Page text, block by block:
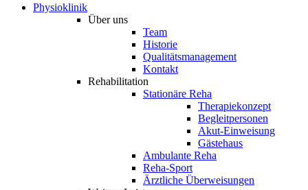
Physioklinik
Über uns
Team
Historie
Qualitätsmanagement
Kontakt
Rehabilitation
Stationäre Reha
Therapiekonzept
Begleitpersonen
Akut-Einweisung
Gästehaus
Ambulante Reha
Reha-Sport
Ärztliche Überweisungen